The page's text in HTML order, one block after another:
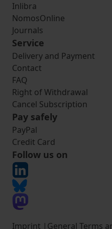
Inlibra
NomosOnline
Journals
Service
Delivery and Payment
Contact
FAQ
Right of Withdrawal
Cancel Subscription
Pay safely
PayPal
Credit Card
Follow us on
Imprint | General Terms